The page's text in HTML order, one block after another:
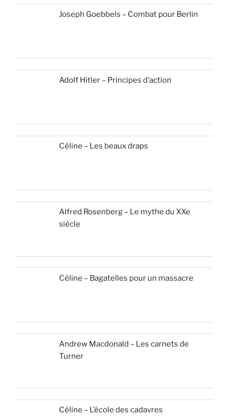
Joseph Goebbels – Combat pour Berlin
Adolf Hitler – Principes d’action
Céline – Les beaux draps
Alfred Rosenberg – Le mythe du XXe
siècle
Céline – Bagatelles pour un massacre
Andrew Macdonald – Les carnets de
Turner
Céline – L’école des cadavres